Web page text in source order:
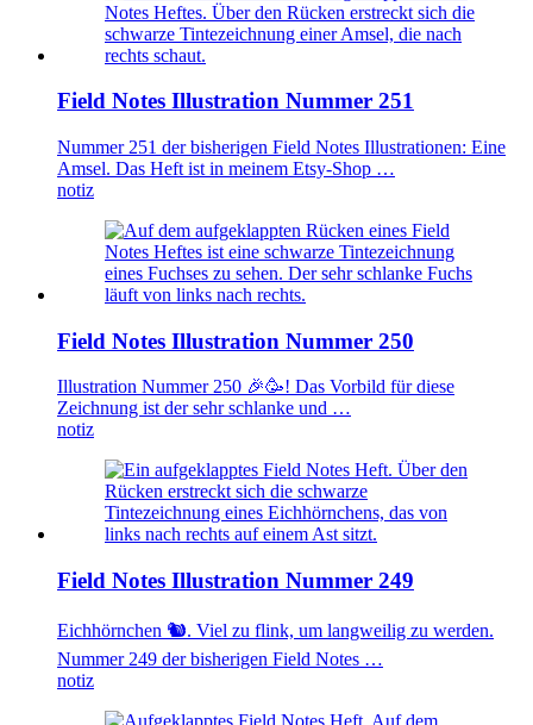
Field Notes Illustration Nummer 251
Nummer 251 der bisherigen Field Notes Illustrationen: Eine
Amsel. Das Heft ist in meinem Etsy-Shop …
notiz
Field Notes Illustration Nummer 250
Illustration Nummer 250 🎉🥳! Das Vorbild für diese
Zeichnung ist der sehr schlanke und …
notiz
Field Notes Illustration Nummer 249
Eichhörnchen 🐿️. Viel zu flink, um langweilig zu werden.
Nummer 249 der bisherigen Field Notes …
notiz